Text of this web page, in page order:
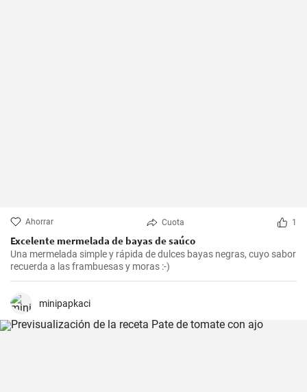
Ahorrar Cuota 1
Excelente mermelada de bayas de saúco
Una mermelada simple y rápida de dulces bayas negras, cuyo sabor
recuerda a las frambuesas y moras :-)
minipapkaci